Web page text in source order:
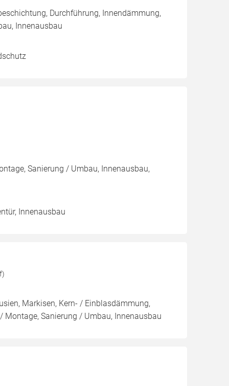
Durchführung, Innendämmung,
Innenausbau
Sanierung / Umbau, Innenausbau,
Innenausbau
Markisen, Kern- / Einblasdämmung,
Sanierung / Umbau, Innenausbau